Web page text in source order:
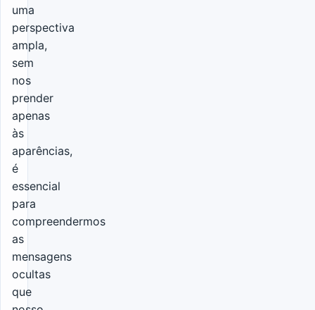
uma
perspectiva
ampla,
sem
nos
prender
apenas
às
aparências,
é
essencial
para
compreendermos
as
mensagens
ocultas
que